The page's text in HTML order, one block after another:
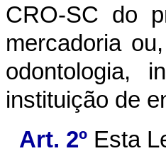
CRO-SC do
mercadoria
odontologia,
instituição de
Art. 2º Esta